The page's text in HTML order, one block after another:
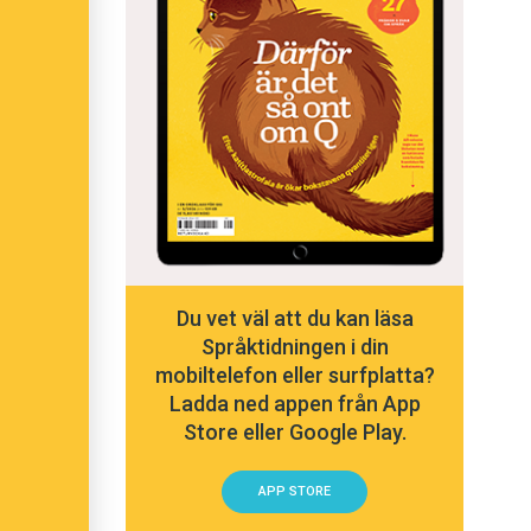
Du vet väl att du kan läsa
Språktidningen i din
mobiltelefon eller surfplatta?
Ladda ned appen från App
Store eller Google Play.
APP STORE